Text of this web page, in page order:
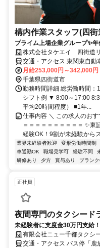
構内作業スタッフ(四街
プライム上場企業グループ✨
株式会社タケエイ 四街道
交通・アクセス 東関東自動
月給253,000円～342,000円
千葉県四街道市
勤務時間詳細 総労働時間
シフト例 ▼ 8:00～17:00
平均20時間程度） ■1年...
仕事内容 ＼ この求人のお
＝＝＝＝＝＝＝＝＝＝ ✨東
経験OK！9割が未経験から
業界未経験者歓迎 変形労働時間制
車通勤OK
職場見学可 経験不問
研修あり
夕方 賞与あり ブラン
正社員
夜間専門のタクシード
未経験者に支度金30万円支給
有限会社ニュー千都タクシ
交通・アクセス バス停「鹿